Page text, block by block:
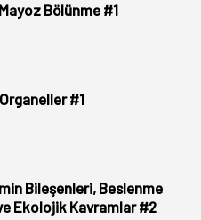
Bölünme #1
#1
Bileşenleri, Beslenme
Ekolojik Kavramlar #2